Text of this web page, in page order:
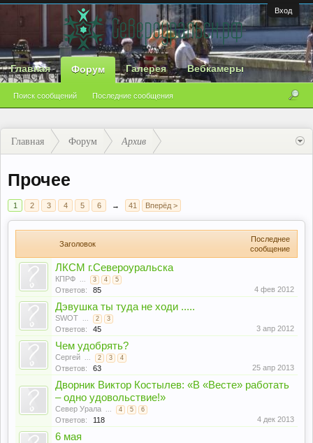
Вход
Главная Форум
Поиск сообщений Последние сообщения
Галерея Вебкамеры
Главная Форум Архив
Прочее
1 2 3 4 5 6 → 41 Вперёд >
Заголовок
Последнее
сообщение
ЛКСМ г.Североуральска
КПРФ ... 3 4 5
Ответов: 85 4 фев 2012
Дэвушка ты туда не ходи .....
SWOT ... 2 3
Ответов: 45 3 апр 2012
Чем удобрять?
Сергей ... 2 3 4
Ответов: 63 25 апр 2013
Дворник Виктор Костылев: «В «Весте» работать
– одно удовольствие!»
Север Урала ... 4 5 6
Ответов: 118 4 дек 2013
6 мая